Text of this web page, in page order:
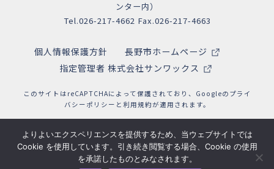
ンター内）
Tel.026-217-4662 Fax.026-217-4663
個人情報保護方針
長野市ホームページ
指定管理者 株式会社サンワックス
このサイトはreCAPTCHAによって保護されており、Googleの プライ
バシーポリシー と 利用規約が適用されます。
よりよいエクスペリエンスを提供するため、当ウェブサイトでは
Cookie を使用しています。引き続き閲覧する場合、Cookie の使用
を承諾したものとみなされます。